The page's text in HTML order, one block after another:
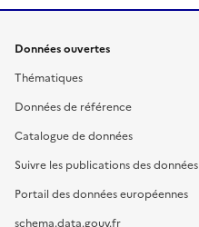
Données ouvertes
Thématiques
Données de référence
Catalogue de données
Suivre les publications des données
Portail des données européennes
schema.data.gouv.fr